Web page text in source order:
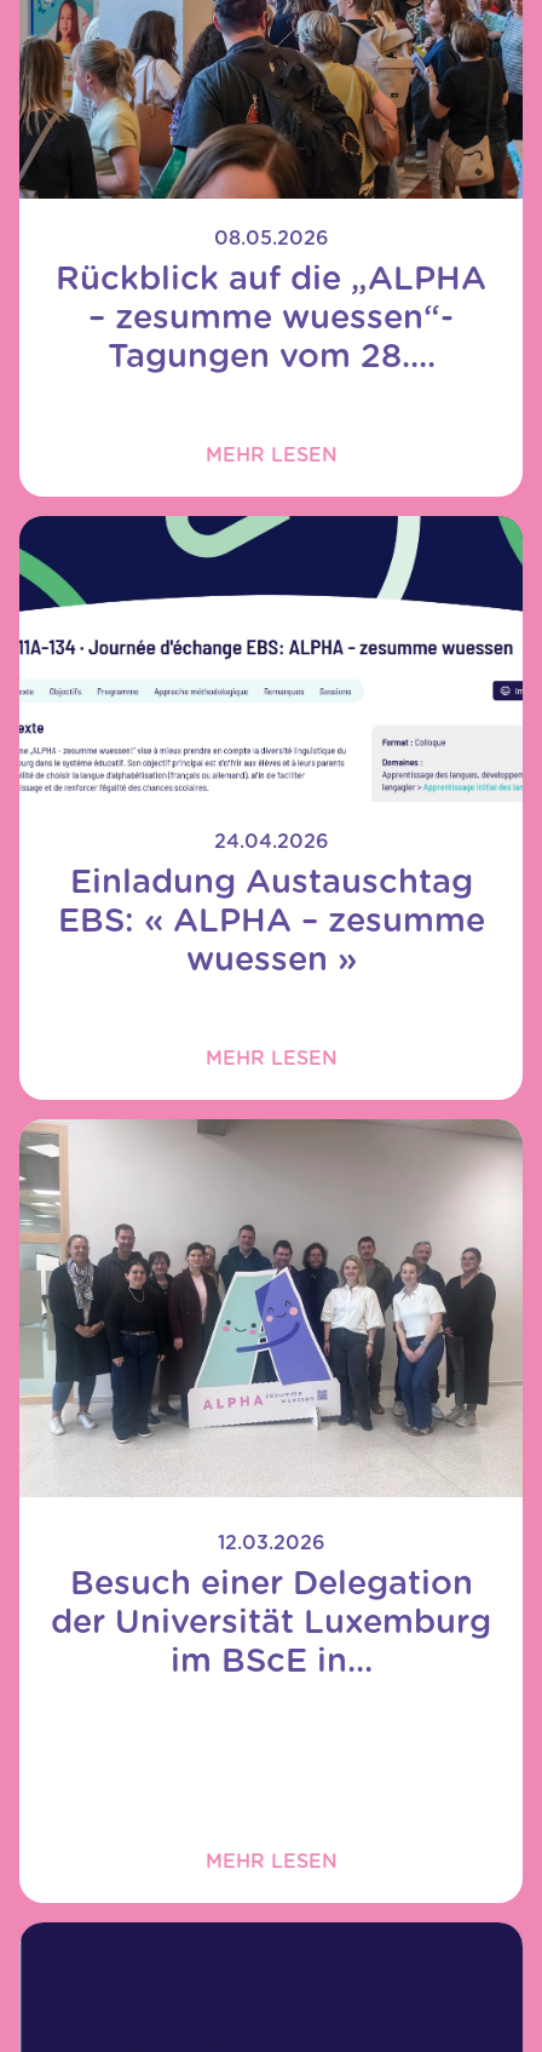
08.05.2026
Rückblick auf die „ALPHA
– zesumme wuessen“-
Tagungen vom 28....
MEHR LESEN
24.04.2026
Einladung Austauschtag
EBS: « ALPHA – zesumme
wuessen »
MEHR LESEN
12.03.2026
Besuch einer Delegation
der Universität Luxemburg
im BScE in...
MEHR LESEN